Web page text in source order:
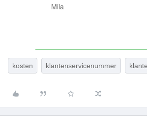
Mila
kosten klantenservicenummer